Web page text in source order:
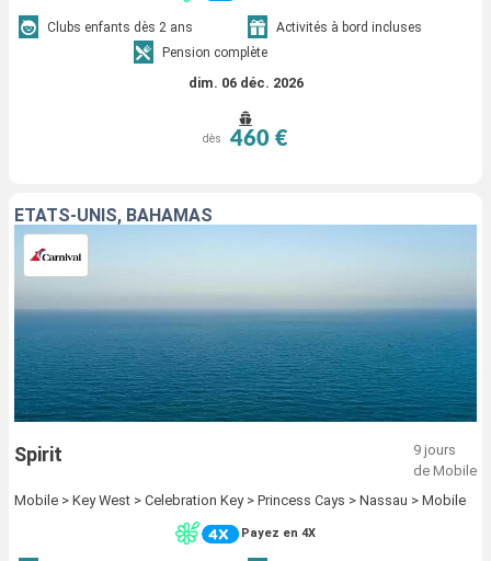
Clubs enfants dès 2 ans
Activités à bord incluses
Pension complète
dim. 06 déc. 2026
dès 460 €
ÉTATS-UNIS, BAHAMAS
Spirit
9 jours
de Mobile
Mobile > Key West > Celebration Key > Princess Cays > Nassau > Mobile
Payez en 4X